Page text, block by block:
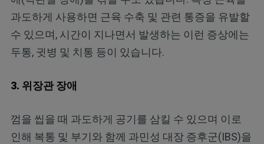
과도하게 사용하면 근육 수축 및 관련 통증을 유발할
수 있으며, 시간이 지나면서 발생하는 이런 증상에는
두통, 귓병 및 치통 등이 있습니다.
3. 위장관 장애
껌을 씹을 때 과도하게 공기를 삼킬 수 있으며 이로
인해 복통 및 부기와 함께 과민성 대장 증후군(IBS)을